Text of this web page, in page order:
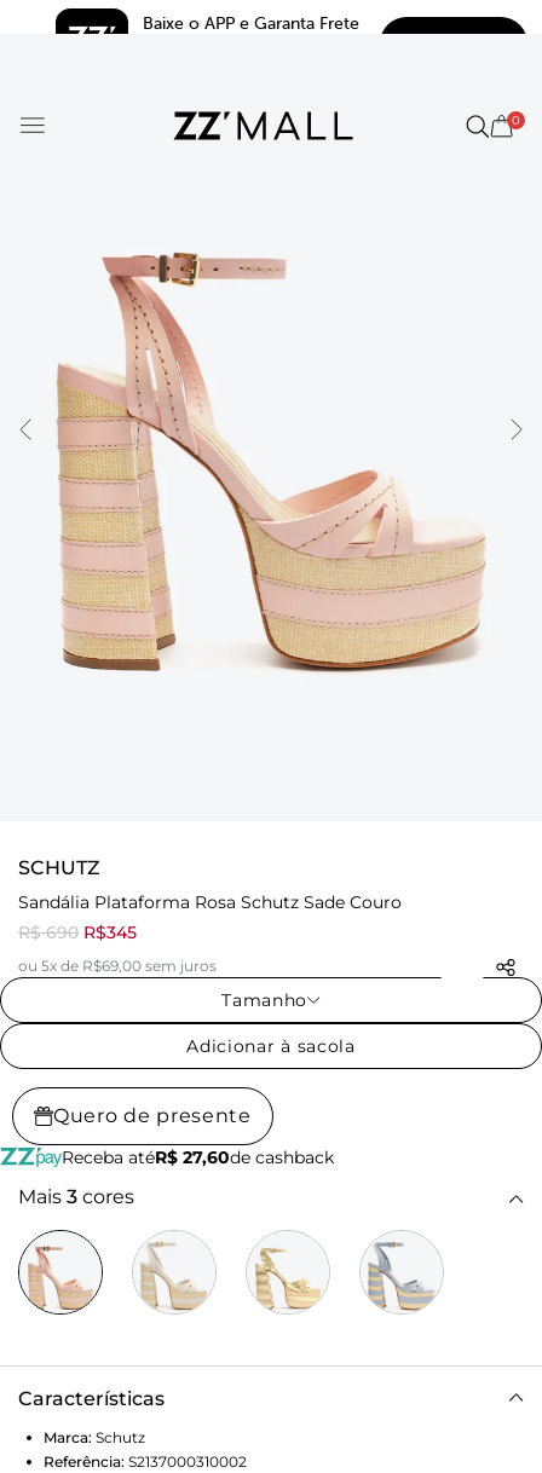
Baixe o APP e Garanta Frete
0
SCHUTZ
Sandália Plataforma Rosa Schutz Sade Couro
R$ 690 R$345
ou 5x de R$69,00 sem juros
Tamanho
Adicionar à sacola
Quero de presente
Receba atéR$ 27,60de cashback
Mais 3 cores
Características
Marca: Schutz
Referência: S2137000310002